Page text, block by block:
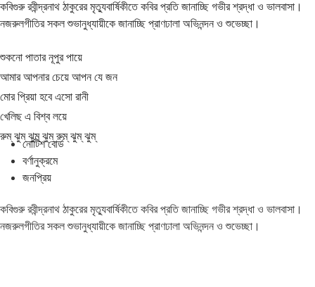
কবিগুরু রবীন্দ্রনাথ ঠাকুরের মৃত্যুবার্ষিকীতে কবির প্রতি জানাচ্ছি গভীর শ্রদ্ধা ও ভালবাসা।
নজরুলগীতির সকল শুভানুধ্যায়ীকে জানাচ্ছি প্রাণঢালা অভিনন্দন ও শুভেচ্ছা।
শুকনো পাতার নূপুর পায়ে
আমার আপনার চেয়ে আপন যে জন
মোর প্রিয়া হবে এসো রানী
খেলিছ এ বিশ্ব লয়ে
রুম্ ঝুম্ ঝুম্ ঝুম্ রুম্ ঝুম্ ঝুম্
নোটিশ বোর্ড
বর্ণানুক্রমে
জনপ্রিয়
কবিগুরু রবীন্দ্রনাথ ঠাকুরের মৃত্যুবার্ষিকীতে কবির প্রতি জানাচ্ছি গভীর শ্রদ্ধা ও ভালবাসা।
নজরুলগীতির সকল শুভানুধ্যায়ীকে জানাচ্ছি প্রাণঢালা অভিনন্দন ও শুভেচ্ছা।